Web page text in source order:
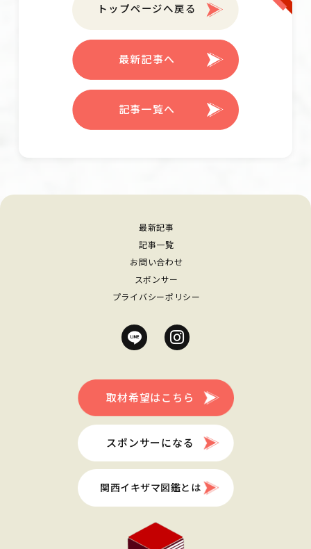
トップページへ戻る
最新記事へ
記事一覧へ
取材希望はこちら
スポンサーになる
関西イキザマ図鑑とは
最新記事
記事一覧
お問い合わせ
スポンサー
プライバシーポリシー